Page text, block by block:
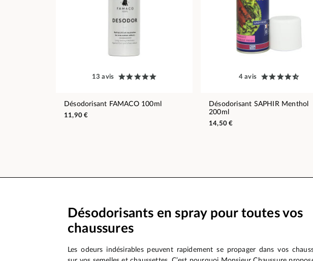
13 avis
Désodorisant FAMACO 100ml
11,90 €
4 avis
Désodorisant SAPHIR Menthol
200ml
14,50 €
Désodorisants en spray pour toutes vos
chaussures
Les odeurs indésirables peuvent rapidement se propager dans vos